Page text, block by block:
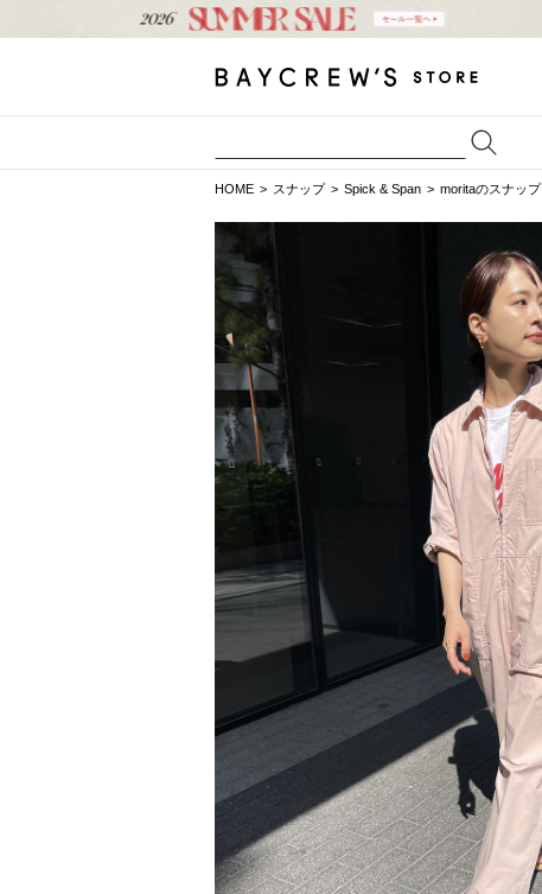
HOME スナップ Spick & Span moritaのスナップ